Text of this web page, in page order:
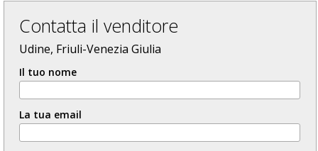
Contatta il venditore
Udine, Friuli-Venezia Giulia
Il tuo nome
La tua email